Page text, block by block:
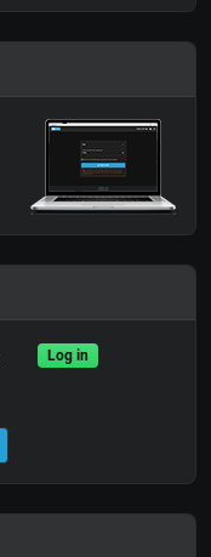
Log in